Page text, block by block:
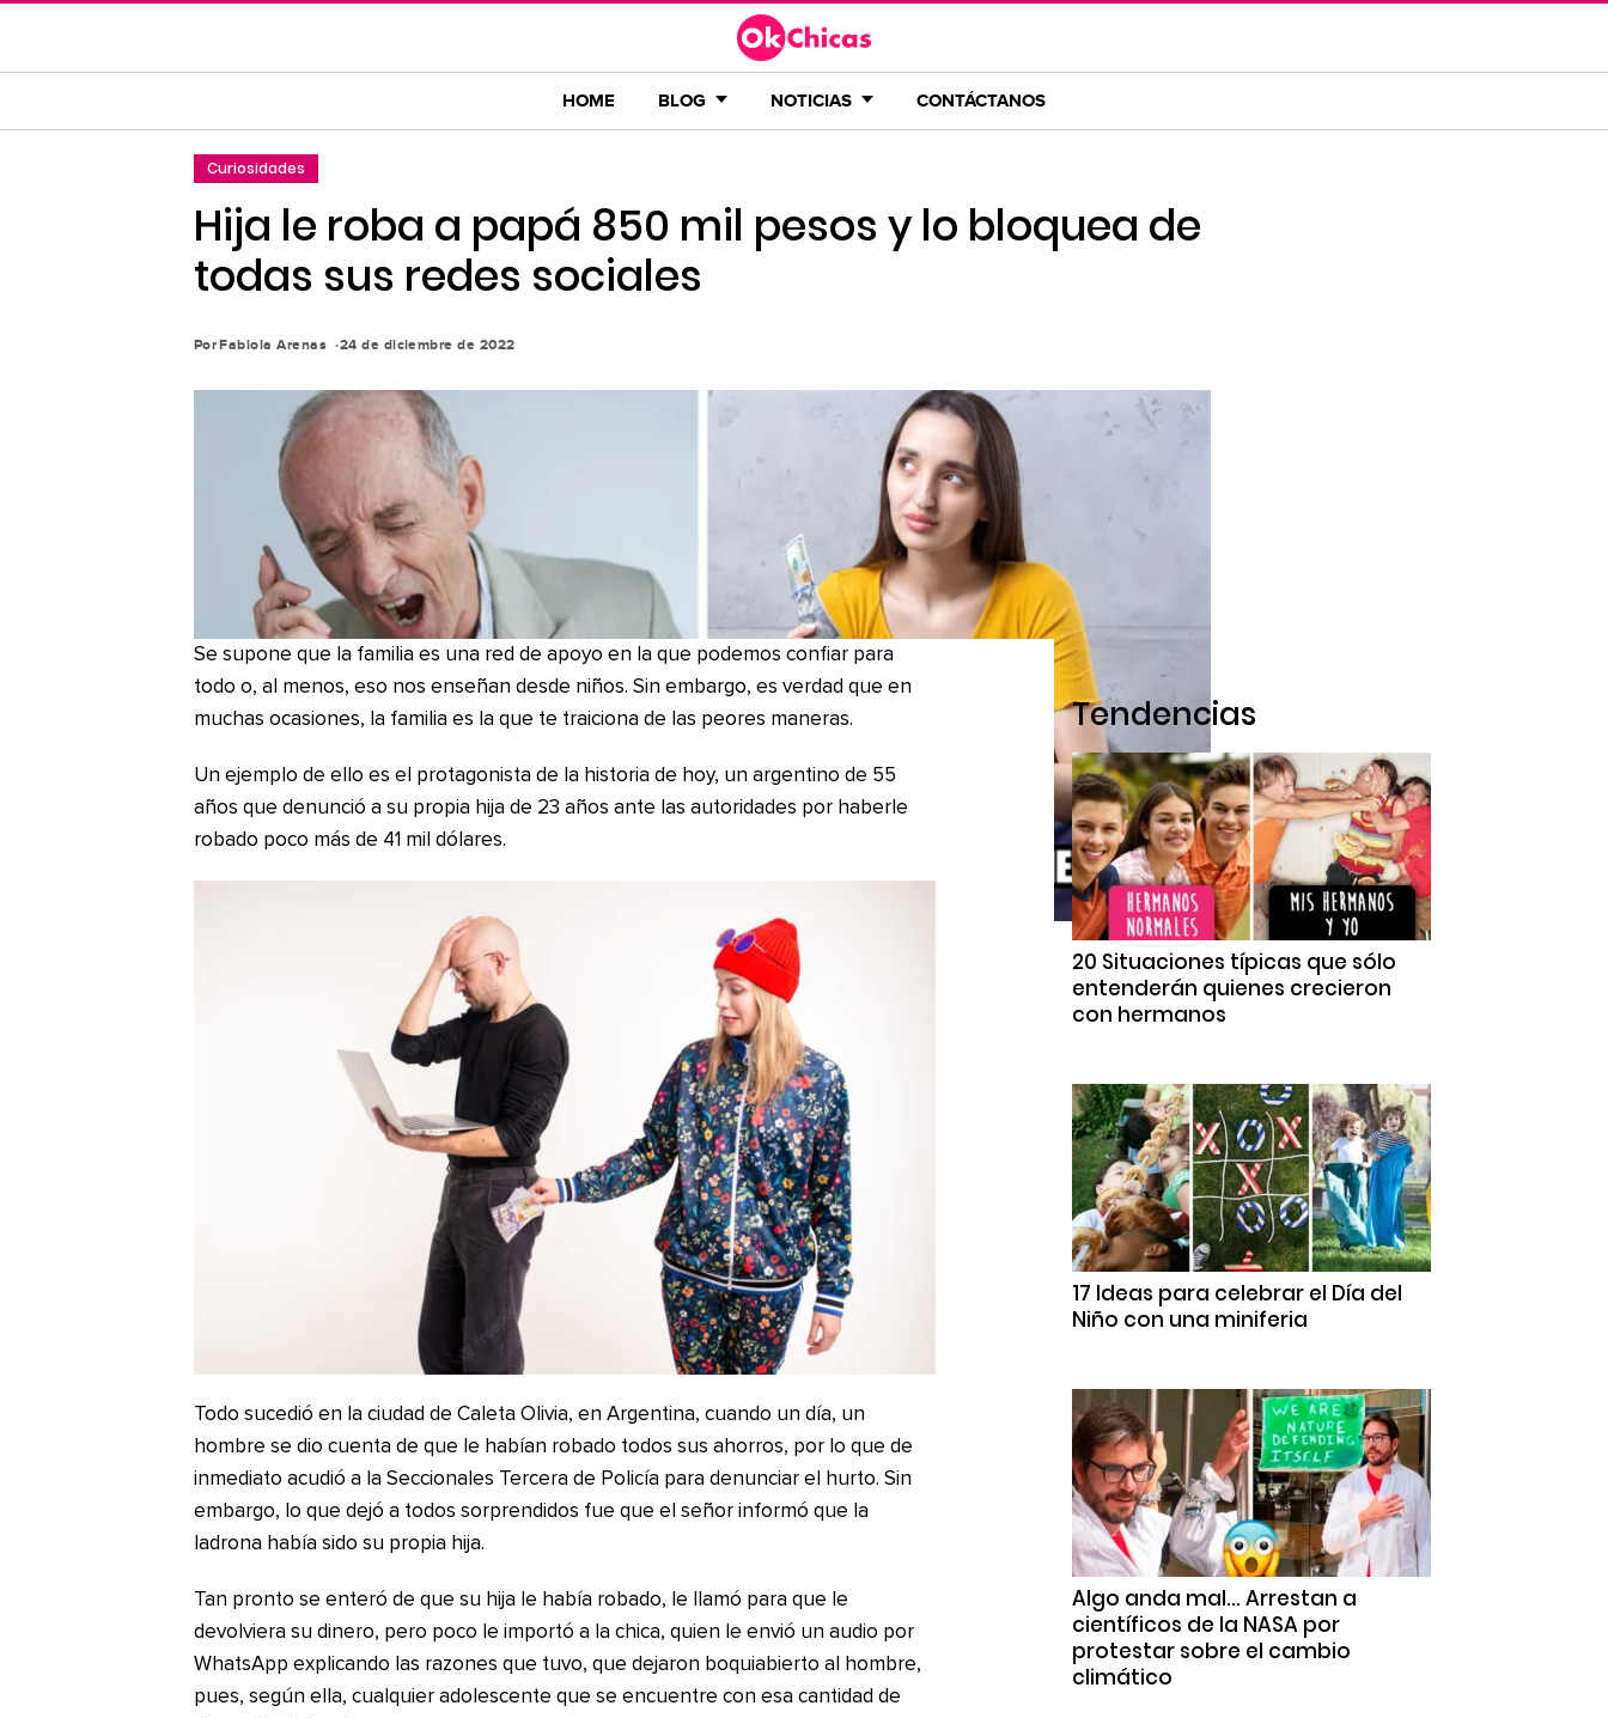
contenido
HOME BLOG NOTICIAS CONTÁCTANOS
Curiosidades
Hija le roba a papá 850 mil pesos y lo bloquea de
todas sus redes sociales
PorFabiola Arenas 24 de diciembre de 2022
Se supone que la familia es una red de apoyo en la que podemos confiar para
todo o, al menos, eso nos enseñan desde niños. Sin embargo, es verdad que en
muchas ocasiones, la familia es la que te traiciona de las peores maneras.
Un ejemplo de ello es el protagonista de la historia de hoy, un argentino de 55
años que denunció a su propia hija de 23 años ante las autoridades por haberle
robado poco más de 41 mil dólares.
Todo sucedió en la ciudad de Caleta Olivia, en Argentina, cuando un día, un
hombre se dio cuenta de que le habían robado todos sus ahorros, por lo que de
inmediato acudió a la Seccionales Tercera de Policía para denunciar el hurto. Sin
embargo, lo que dejó a todos sorprendidos fue que el señor informó que la
ladrona había sido su propia hija.
Tan pronto se enteró de que su hija le había robado, le llamó para que le
devolviera su dinero, pero poco le importó a la chica, quien le envió un audio por
WhatsApp explicando las razones que tuvo, que dejaron boquiabierto al hombre,
pues, según ella, cualquier adolescente que se encuentre con esa cantidad de
Tendencias
20 Situaciones típicas que sólo
entenderán quienes crecieron
con hermanos
17 Ideas para celebrar el Día del
Niño con una miniferia
Algo anda mal… Arrestan a
científicos de la NASA por
protestar sobre el cambio
climático